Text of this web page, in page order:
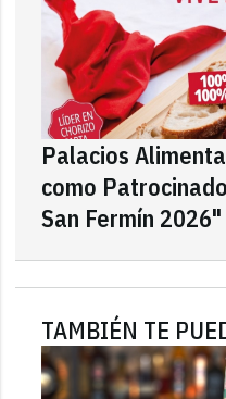
Palacios
como
San Fermín 2026"
TAMBIÉN TE